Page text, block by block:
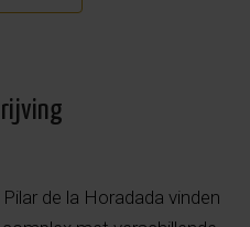
de la Horadada vinden